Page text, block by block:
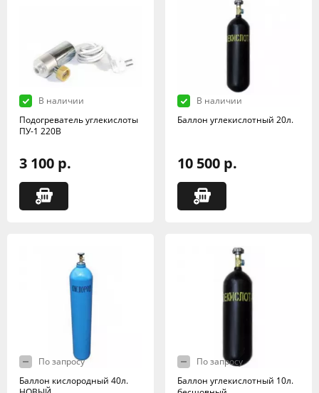
В наличии
Подогреватель углекислоты
ПУ-1 220В
3 100 р.
В наличии
Баллон углекислотный 20л.
10 500 р.
По запросу
Баллон кислородный 40л.
По запросу
Баллон углекислотный 10л.